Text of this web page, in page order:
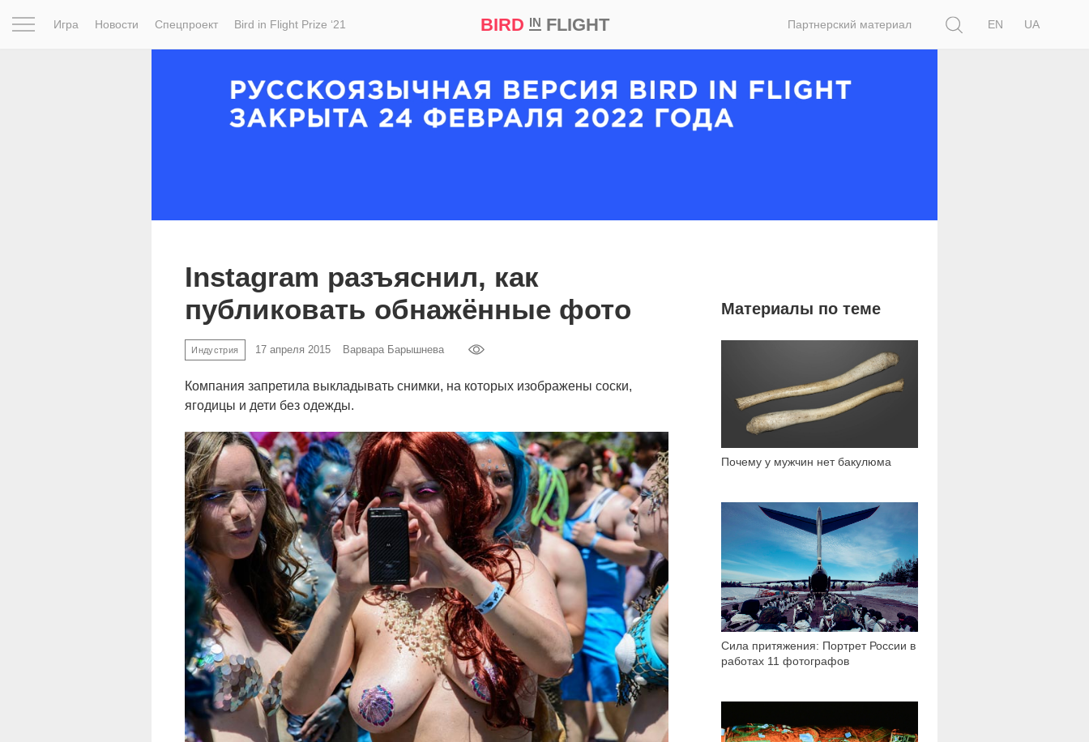
Игра Новости Спецпроект Bird in Flight Prize ‘21 BIRD INFLIGHT Партнерский материал
EN
UA
Instagram разъяснил, как
публиковать обнажённые фото
Индустрия 17 апреля 2015 Варвара Барышнева
Компания запретила выкладывать снимки, на которых изображены соски,
ягодицы и дети без одежды.
Материалы по теме
Почему у мужчин нет бакулюма
Сила притяжения: Портрет России в
работах 11 фотографов
1 269
11 230